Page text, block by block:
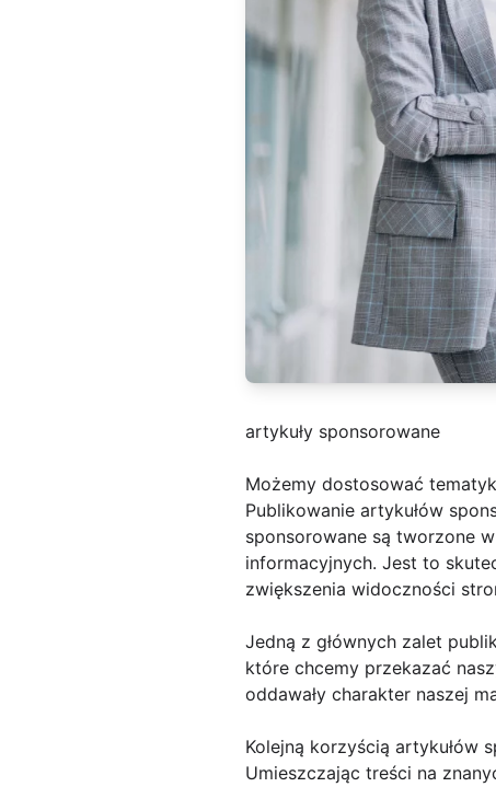
artykuły sponsorowane
Możemy dostosować
Publikowanie artykułów
sponsorowane są tworzone
informacyjnych. Jest to
zwiększenia widoczności
Jedną z głównych zalet
które chcemy przekazać
oddawały charakter naszej
Kolejną korzyścią artykułów
Umieszczając treści na